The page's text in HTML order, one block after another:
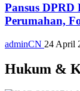
Pansus
Perumahan,
adminCN 24 April
Hukum &